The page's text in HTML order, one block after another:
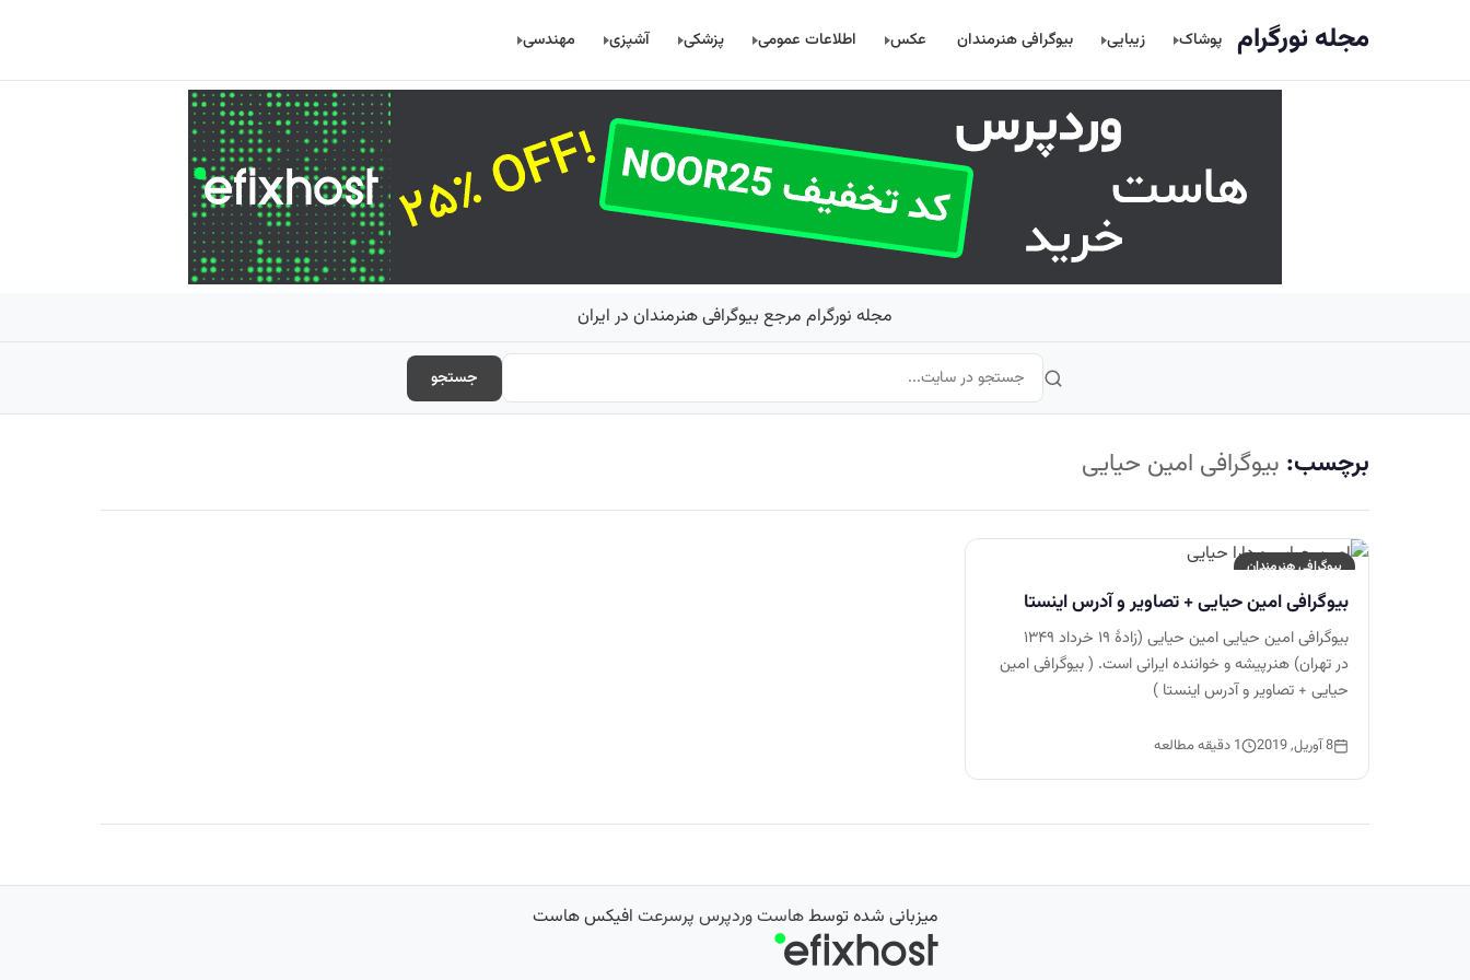
مجله نورگرام پوشاک زیبایی بیوگرافی هنرمندان عکس اطلاعات عمومی پزشکی آشپزی مهندسی
مجله نورگرام مرجع بیوگرافی هنرمندان در ایران
جستجو
برچسب: بیوگرافی امین حیایی
بیوگرافی هنرمندان
بیوگرافی امین حیایی + تصاویر و آدرس اینستا
بیوگرافی امین حیایی امین حیایی (زادهٔ ۱۹ خرداد ۱۳۴۹
در تهران) هنرپیشه و خواننده ایرانی است. ( بیوگرافی امین
حیایی + تصاویر و آدرس اینستا )
8 آوریل, 2019 1 دقیقه مطالعه
میزبانی شده توسطهاست وردپرس پرسرعت افیکس هاست